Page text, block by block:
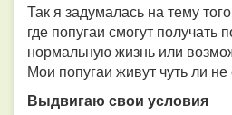
Так я задумалась на тему
где попугаи смогут
нормальную жизнь или
Мои попугаи живут чуть ли
Выдвигаю свои условия